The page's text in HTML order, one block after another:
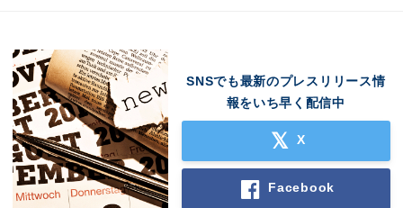
SNSでも最新のプレスリリース情
報をいち早く配信中
X
Facebook